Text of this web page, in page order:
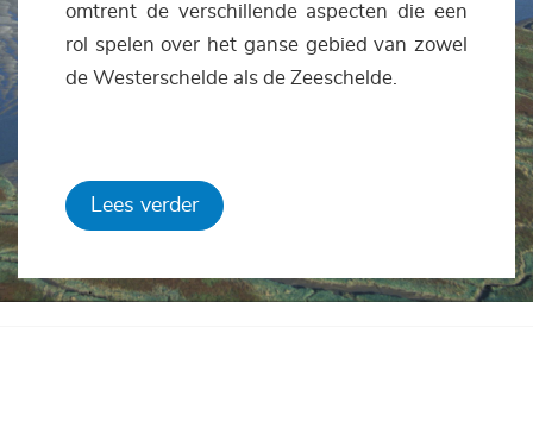
omtrent de verschillende aspecten die een
rol spelen over het ganse gebied van zowel
de Westerschelde als de Zeeschelde.
Lees verder